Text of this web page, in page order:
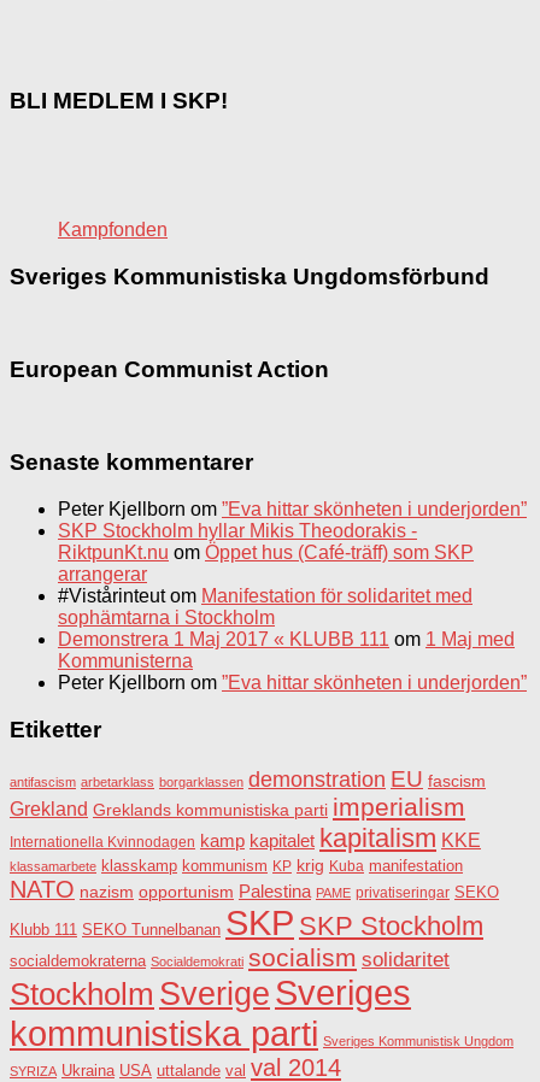
BLI MEDLEM I SKP!
Kampfonden
Sveriges Kommunistiska Ungdomsförbund
European Communist Action
Senaste kommentarer
Peter Kjellborn om ”Eva hittar skönheten i underjorden”
SKP Stockholm hyllar Mikis Theodorakis -
RiktpunKt.nu om Öppet hus (Café-träff) som SKP
arrangerar
#Vistårinteutom Manifestation för solidaritet med
sophämtarna i Stockholm
Demonstrera 1 Maj 2017 « KLUBB 111 om 1 Maj med
Kommunisterna
Peter Kjellborn om ”Eva hittar skönheten i underjorden”
Etiketter
antifascism arbetarklass borgarklassen demonstration EU fascism
Grekland Greklands kommunistiska parti imperialism
Internationella Kvinnodagen kamp kapitalet kapitalism KKE
klassamarbete klasskamp kommunism KP krig Kuba manifestation
NATO nazism opportunism Palestina PAME privatiseringar SEKO
Klubb 111 SEKO Tunnelbanan SKP SKP Stockholm
socialdemokraterna Socialdemokrati socialism solidaritet
Stockholm SverigeSveriges
kommunistiska parti Sveriges Kommunistisk Ungdom
SYRIZA Ukraina USA uttalande val val 2014